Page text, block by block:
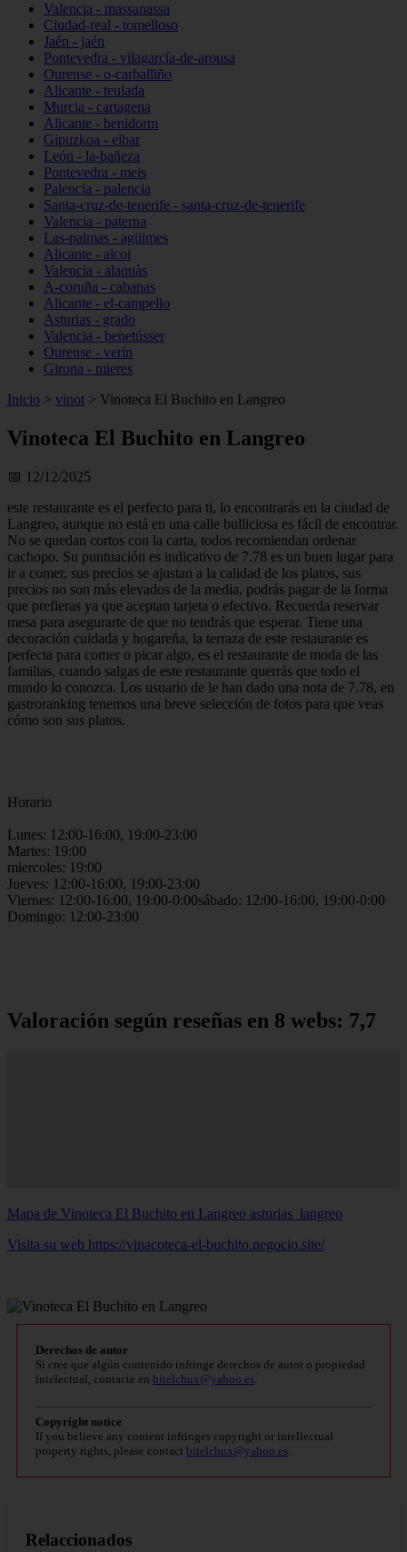
Valencia - massanassa
Ciudad-real - tomelloso
Jaén - jaén
Pontevedra - vilagarcía-de-arousa
Ourense - o-carballiño
Alicante - teulada
Murcia - cartagena
Alicante - benidorm
Gipuzkoa - eibar
León - la-bañeza
Pontevedra - meis
Palencia - palencia
Santa-cruz-de-tenerife - santa-cruz-de-tenerife
Valencia - paterna
Las-palmas - agüimes
Alicante - alcoi
Valencia - alaquàs
A-coruña - cabanas
Alicante - el-campello
Asturias - grado
Valencia - benetússer
Ourense - verín
Girona - mieres
Inicio > vinot > Vinoteca El Buchito en Langreo
Vinoteca El Buchito en Langreo
📅 12/12/2025
este restaurante es el perfecto para ti, lo encontrarás en la ciudad de
Langreo, aunque no está en una calle bulliciosa es fácil de encontrar.
No se quedan cortos con la carta, todos recomiendan ordenar
cachopo. Su puntuación es indicativo de 7.78 es un buen lugar para
ir a comer, sus precios se ajustan a la calidad de los platos, sus
precios no son más elevados de la media, podrás pagar de la forma
que prefieras ya que aceptan tarjeta o efectivo. Recuerda reservar
mesa para asegurarte de que no tendrás que esperar. Tiene una
decoración cuidada y hogareña, la terraza de este restaurante es
perfecta para comer o picar algo, es el restaurante de moda de las
familias, cuando salgas de este restaurante querrás que todo el
mundo lo conozca. Los usuario de le han dado una nota de 7.78, en
gastroranking tenemos una breve selección de fotos para que veas
cómo son sus platos.
Horario
Lunes: 12:00-16:00, 19:00-23:00
Martes: 19:00
miercoles: 19:00
Jueves: 12:00-16:00, 19:00-23:00
Viernes: 12:00-16:00, 19:00-0:00sábado: 12:00-16:00, 19:00-0:00
Domingo: 12:00-23:00
Valoración según reseñas en 8 webs: 7,7
Mapa de Vinoteca El Buchito en Langreo asturias_langreo
Visita su web https://vinacoteca-el-buchito.negocio.site/
Derechos de autor
Si cree que algún contenido infringe derechos de autor o propiedad
intelectual, contacte en bitelchux@yahoo.es
Copyright notice
If you believe any content infringes copyright or intellectual
property rights, please contact bitelchux@yahoo.es
Relaccionados